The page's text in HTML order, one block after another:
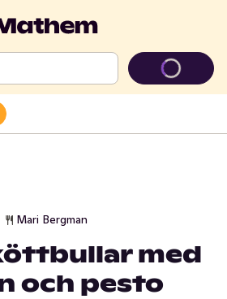
Mari Bergman
med
och pesto